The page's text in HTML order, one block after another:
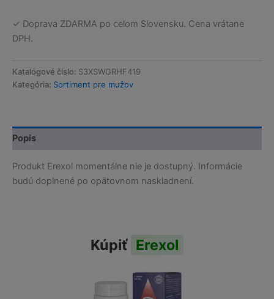
✓ Doprava ZDARMA po celom Slovensku. Cena vrátane
DPH.
Katalógové číslo: S3XSWGRHF419
Kategória: Sortiment pre mužov
Popis
Produkt Erexol momentálne nie je dostupný. Informácie
budú doplnené po opätovnom naskladnení.
Kúpiť Erexol